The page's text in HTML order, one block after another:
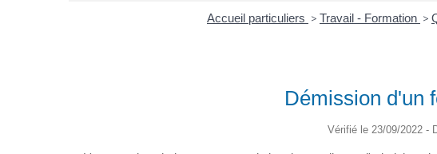
Accueil particuliers > Travail - Formation >
Démission d'un
Vérifié le 23/09/2022 -